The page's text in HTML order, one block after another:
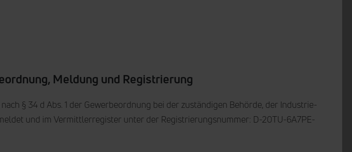
Meldung und Registrierung
§ 34 d Abs. 1 der Gewerbeordnung bei der zuständigen Behörde, der Industrie-
und im Vermittlerregister unter der Registrierungsnummer: D-20TU-6A7PE-